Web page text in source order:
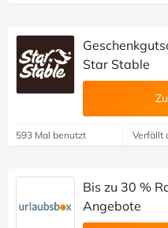
Star Stable
593 Mal benutzt Verfällt
Bis zu 30 %
Angebote